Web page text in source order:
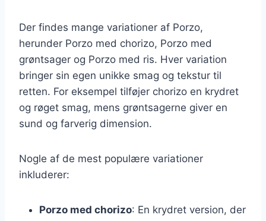
Der findes mange variationer af Porzo,
herunder Porzo med chorizo, Porzo med
grøntsager og Porzo med ris. Hver variation
bringer sin egen unikke smag og tekstur til
retten. For eksempel tilføjer chorizo en krydret
og røget smag, mens grøntsagerne giver en
sund og farverig dimension.
Nogle af de mest populære variationer
inkluderer:
Porzo med chorizo: En krydret version, der